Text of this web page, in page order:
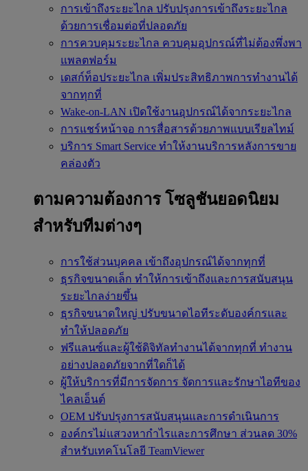
การเข้าถึงระยะไกล ปรับปรุงการเข้าถึงระยะไกล
ด้วยการเชื่อมต่อที่ปลอดภัย
การควบคุมระยะไกล ควบคุมอุปกรณ์ที่ไม่ต้องพึ่งพา
แพลตฟอร์ม
เดสก์ท็อประยะไกล เพิ่มประสิทธิภาพการทำงานได้
จากทุกที่
Wake-on-LAN เปิดใช้งานอุปกรณ์ได้จากระยะไกล
การแชร์หน้าจอ การสื่อสารด้วยภาพแบบเรียลไทม์
บริการ Smart Service ทำให้งานบริการหลังการขาย
คล่องตัว
ตามความต้องการ โซลูชันยอดนิยม
สำหรับทีมต่างๆ
การใช้ส่วนบุคคล เข้าถึงอุปกรณ์ได้จากทุกที่
ธุรกิจขนาดเล็ก ทำให้การเข้าถึงและการสนับสนุน
ระยะไกลง่ายขึ้น
ธุรกิจขนาดใหญ่ ปรับขนาดไอทีระดับองค์กรและ
ทำให้ปลอดภัย
ฟรีแลนซ์และผู้ใช้ดิจิทัลทำงานได้จากทุกที่ ทำงาน
อย่างปลอดภัยจากที่ใดก็ได้
ผู้ให้บริการที่มีการจัดการ จัดการและรักษาไอทีของ
ไคลเอ็นต์
OEM ปรับปรุงการสนับสนุนและการดำเนินการ
องค์กรไม่แสวงหากำไรและการศึกษา ส่วนลด 30%
สำหรับเทคโนโลยี TeamViewer